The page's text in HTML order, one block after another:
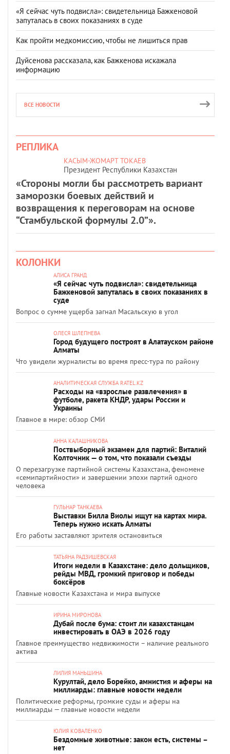
«Я сейчас чуть подвисла»: свидетельница Бажкеновой
запуталась в своих показаниях в суде
Как пройти медкомиссию, чтобы не лишиться прав
Дуйсенова рассказала, как Бажкенова искажала
информацию
ВСЕ НОВОСТИ
РЕПЛИКА
КАСЫМ-ЖОМАРТ ТОКАЕВ
Президент Республики Казахстан
«Стороны могли бы рассмотреть вариант
заморозки боевых действий и
возвращения к переговорам на основе
“Стамбульской формулы 2.0”».
КОЛОНКИ
АЛИСА ГРАНД
«Я сейчас чуть подвисла»: свидетельница
Бажкеновой запуталась в своих показаниях в
суде
Вопрос о сумме ущерба загнал Масальскую в угол
ОЛЕСЯ ШЛЕПНЕВА
Город будущего построят в Алатауском районе
Алматы
Что увидели журналисты во время пресс-тура по району
АНАЛИТИЧЕСКАЯ СЛУЖБА RATEL.KZ
Расходы на «взрослые развлечения» в
футболе, ракета КНДР, удары России и
Украины
Главное в мире: обзор СМИ
АННА КАЛАШНИКОВА
Поствыборный экзамен для партий: Виталий
Колточник — о том, что показали съезды
О перезагрузке партийной системы Казахстана, феномене
«семипартийности» и завершении эпохи партий одного
человека
ГУЛЬНАР ТАНКАЕВА
Выставки Билла Виолы ищут на картах мира.
Теперь нужно искать Алматы
Его работы заставляют зрителя остановиться
ТАТЬЯНА РАДЗИШЕВСКАЯ
Итоги недели в Казахстане: дело дольщиков,
рейды МВД, громкий приговор и победы
боксёров
Главные новости Казахстана и мира выпуске
ИРИНА МИРОНОВА
Дубай после бума: стоит ли казахстанцам
инвестировать в ОАЭ в 2026 году
Главное преимущество недвижимости – наличие реального
актива
ЛИЛИЯ МАНЬШИНА
Курултай, дело Борейко, амнистия и аферы на
миллиарды: главные новости недели
Политические реформы, громкие суды и аферы на
миллиарды — главные новости недели
ЮЛИЯ КОВАЛЕНКО
Бездомные животные: закон есть, системы –
нет